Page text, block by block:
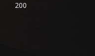
200